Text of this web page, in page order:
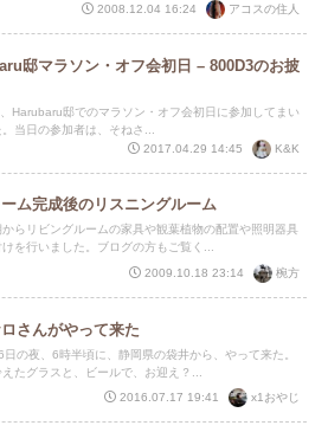
2008.12.04 16:24
アコスの住人
邸マラソン・オフ会初日 – 800D3のお披
Harubaru邸でのマラソン・オフ会初日に参加してまい
。当日の参加者は、そねさ...
2017.04.29 14:45
K&K
ーム完成後のリスニングルーム
らリビングルームの家具や観葉植物の配置や照明器具
を行いました。ブログの方もご覧く...
2009.10.18 23:14
椀方
さんがやって来た
日の夜、6時半頃に、静岡県の袋井から、やって来た。
たグラスと、ビールで、お迎え？...
2016.07.17 19:41
x1おやじ